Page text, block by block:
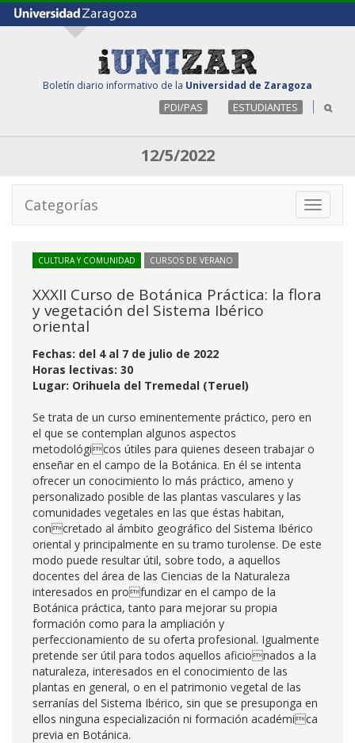
Boletín diario informativo de la Universidad de Zaragoza
PDI/PAS ESTUDIANTES
12/5/2022
Toggle
Categorías
CULTURA Y COMUNIDAD CURSOS DE VERANO
XXXII Curso de Botánica Práctica: la flora
y vegetación del Sistema Ibérico
oriental
Fechas: del 4 al 7 de julio de 2022
Horas lectivas: 30
Lugar: Orihuela del Tremedal (Teruel)
Se trata de un curso eminentemente práctico, pero en
el que se contemplan algunos aspectos
metodológicos útiles para quienes deseen trabajar o
enseñar en el campo de la Botánica. En él se intenta
ofrecer un conocimiento lo más práctico, ameno y
personalizado posible de las plantas vasculares y las
comunidades vegetales en las que éstas habitan,
concretado al ámbito geográfico del Sistema Ibérico
oriental y principalmente en su tramo turolense. De este
modo puede resultar útil, sobre todo, a aquellos
docentes del área de las Ciencias de la Naturaleza
interesados en profundizar en el campo de la
Botánica práctica, tanto para mejorar su propia
formación como para la ampliación y
perfeccionamiento de su oferta profesional. Igualmente
pretende ser útil para todos aquellos aficionados a la
naturaleza, interesados en el conocimiento de las
plantas en general, o en el patrimonio vegetal de las
serranías del Sistema Ibérico, sin que se presuponga en
ellos ninguna especialización ni formación académica
previa en Botánica.